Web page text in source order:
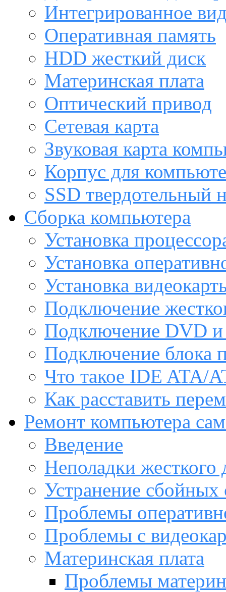
Интегрированное
Оперативная память
HDD жесткий диск
Материнская плата
Оптический привод
Сетевая карта
Звуковая карта
Корпус для
SSD твердотельный
Сборка компьютера
Установка
Установка
Установка
Подключение
Подключение DVD и
Подключение блока
Что такое IDE ATA/
Как расставить
Ремонт компьютера
Введение
Неполадки жесткого
Устранение сбойных
Проблемы
Проблемы с
Материнская плата
Проблемы